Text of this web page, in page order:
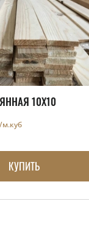
10X10
м.куб
КУПИТЬ